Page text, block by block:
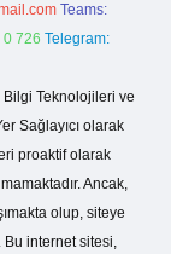
Teams:
0 726 Telegram:
Bilgi Teknolojileri ve
Sağlayıcı olarak
proaktif olarak
Ancak,
olup, siteye
Bu internet sitesi,